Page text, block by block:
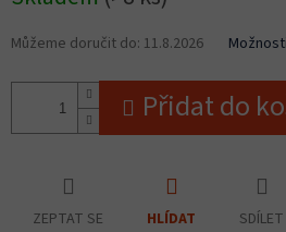
Můžeme doručit do: 11.8.2026
Přidat do
ZEPTAT SE HLÍDAT SDÍLET